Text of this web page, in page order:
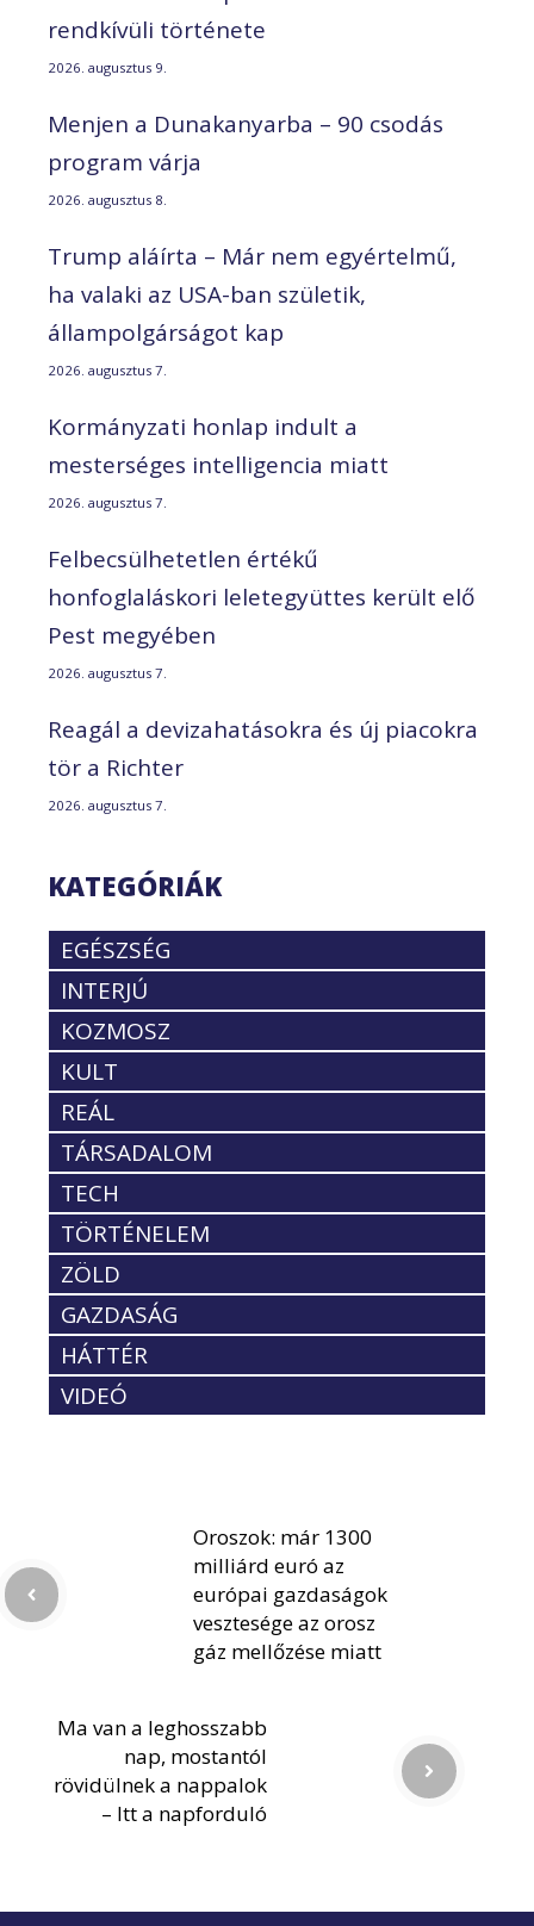
rendkívüli története
2026. augusztus 9.
Menjen a Dunakanyarba – 90 csodás
program várja
2026. augusztus 8.
Trump aláírta – Már nem egyértelmű,
ha valaki az USA-ban születik,
állampolgárságot kap
2026. augusztus 7.
Kormányzati honlap indult a
mesterséges intelligencia miatt
2026. augusztus 7.
Felbecsülhetetlen értékű
honfoglaláskori leletegyüttes került elő
Pest megyében
2026. augusztus 7.
Reagál a devizahatásokra és új piacokra
tör a Richter
2026. augusztus 7.
KATEGÓRIÁK
EGÉSZSÉG
INTERJÚ
KOZMOSZ
KULT
REÁL
TÁRSADALOM
TECH
TÖRTÉNELEM
ZÖLD
GAZDASÁG
HÁTTÉR
VIDEÓ
Oroszok: már 1300
milliárd euró az
európai gazdaságok
vesztesége az orosz
gáz mellőzése miatt
Ma van a leghosszabb
nap, mostantól
rövidülnek a nappalok
– Itt a napforduló